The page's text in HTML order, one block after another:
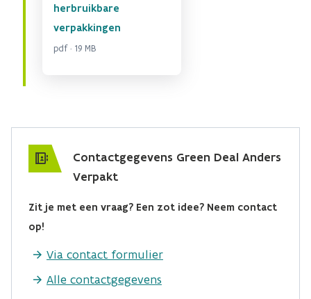
herbruikbare
verpakkingen
pdf · 19 MB
Contactgegevens Green Deal Anders
Verpakt
Zit je met een vraag? Een zot idee? Neem contact
op!
Via contact formulier
Alle contactgegevens